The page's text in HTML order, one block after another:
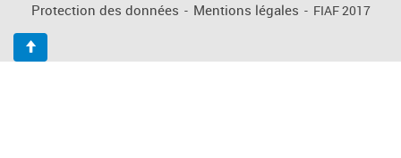
Protection des données - Mentions légales - FIAF 2017